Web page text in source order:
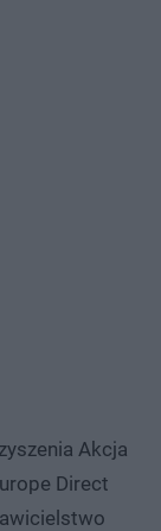
Akcja
Direct